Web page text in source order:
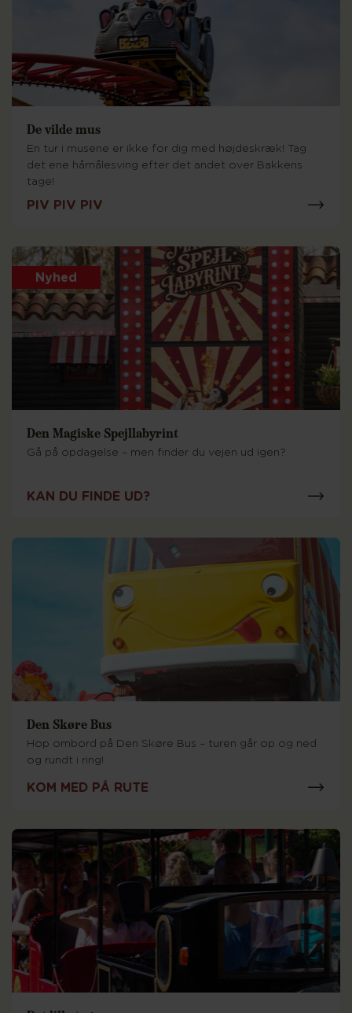
De vilde mus
En tur i musene er ikke for dig med højdeskræk! Tag
det ene hårnålesving efter det andet over Bakkens
tage!
PIV PIV PIV
Nyhed
Den Magiske Spejllabyrint
Gå på opdagelse – men finder du vejen ud igen?
KAN DU FINDE UD?
Den Skøre Bus
Hop ombord på Den Skøre Bus – turen går op og ned
og rundt i ring!
KOM MED PÅ RUTE